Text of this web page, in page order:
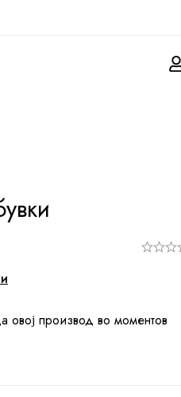
овој производ во моментов